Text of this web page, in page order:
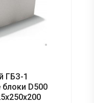
ГБЗ-1
D500